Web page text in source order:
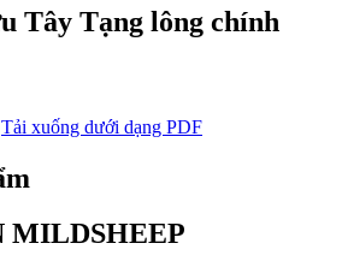
Tây Tạng lông chính
Tải xuống dưới dạng PDF
MILDSHEEP